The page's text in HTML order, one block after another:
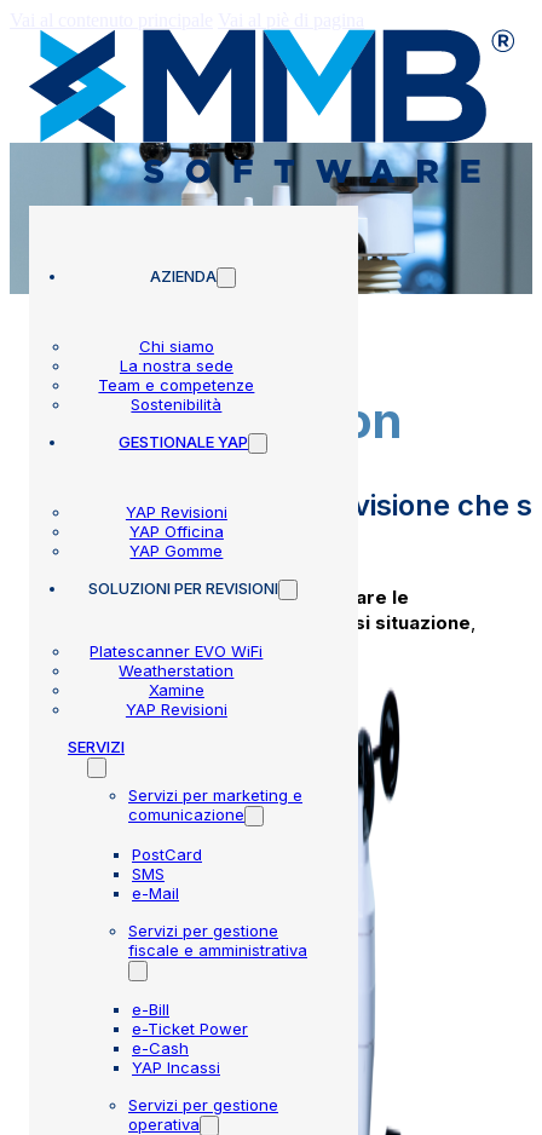
AZIENDA
Chi siamo
La nostra sede
Team e competenze
Sostenibilità
GESTIONALE YAP
YAP Revisioni
YAP Officina
YAP Gomme
SOLUZIONIPER REVISIONI
Platescanner EVO WiFi
Weatherstation
Xamine
YAP Revisioni
SERVIZI
Servizi per marketing e
comunicazione
PostCard
SMS
e-Mail
Servizi per gestione
fiscale e amministrativa
e-Bill
e-Ticket Power
e-Cash
YAP Incassi
Servizi per gestione
operativa
Weatherstation
La centralina meteo revisione che
La soluzione MMB ti permette di
rilevare le
condizioni atmosferiche in qualsiasi situazione,
condividendo i dati rilevati in rete.